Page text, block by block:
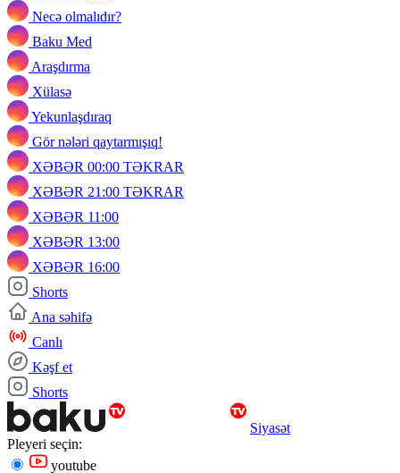
Necə olmalıdır?
Baku Med
Araşdırma
Xülasə
Yekunlaşdıraq
Gör nələri qaytarmışıq!
XƏBƏR 00:00 TƏKRAR
XƏBƏR 21:00 TƏKRAR
XƏBƏR 11:00
XƏBƏR 13:00
XƏBƏR 16:00
Shorts
Ana səhifə
Canlı
Kəşf et
Shorts
Siyasət
Pleyeri seçin:
youtube